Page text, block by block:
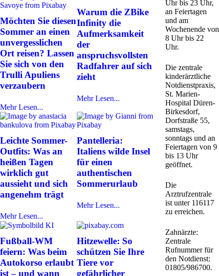
Möchten Sie diesen
Sommer an einen
unvergesslichen
Ort reisen? Lassen
Sie sich von den
Trulli Apuliens
verzaubern
Mehr Lesen...
Warum die ZBike
Infinity die
Aufmerksamkeit
der
anspruchsvollsten
Radfahrer auf sich
zieht
Mehr Lesen...
Leichte Sommer-
Outfits: Was an
heißen Tagen
wirklich gut
aussieht und sich
angenehm trägt
Mehr Lesen...
Pantelleria:
Italiens wilde Insel
für einen
authentischen
Sommerurlaub
Mehr Lesen...
Fußball-WM
feiern: Was beim
Autokorso erlaubt
ist – und wann
Hitzewelle: So
schützen Sie Ihre
Tiere vor
gefährlicher
Uhr bis 23 Uhr,
an Feiertagen
und am
Wochenende von
8 Uhr bis 22
Uhr.
Die zentrale
kinderärztliche
Notdienstpraxis,
St. Marien-
Hospital Düren-
Birkesdorf,
Dorfstraße 55,
samstags,
sonntags und an
Feiertagen von 9
bis 13 Uhr
geöffnet.
Die
Arztrufzentrale
ist unter 116117
zu erreichen.
Zahnärzte:
Zentrale
Rufnummer für
den Notdienst:
01805/986700.